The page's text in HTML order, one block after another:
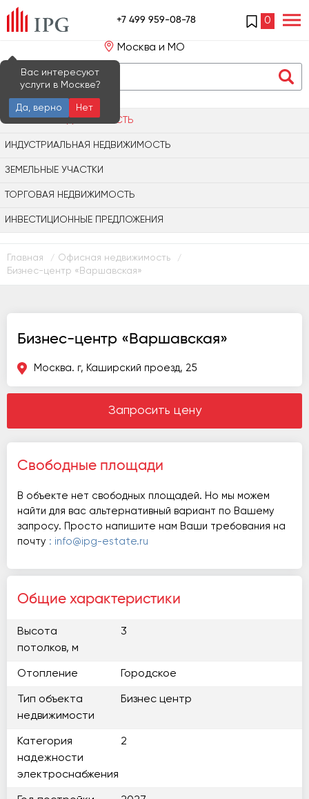
+7 499 959-08-78 0
Москва и МО
Вас интересуют
услуги в Москве?
Да, верно
Нет
ОФИСНАЯ НЕДВИЖИМОСТЬ
ИНДУСТРИАЛЬНАЯ НЕДВИЖИМОСТЬ
ЗЕМЕЛЬНЫЕ УЧАСТКИ
ТОРГОВАЯ НЕДВИЖИМОСТЬ
ИНВЕСТИЦИОННЫЕ ПРЕДЛОЖЕНИЯ
Главная / Офисная недвижимость /
Бизнес-центр «Варшавская»
Бизнес-центр «Варшавская»
Москва. г, Каширский проезд, 25
Запросить цену
Свободные площади
В объекте нет свободных площадей. Но мы можем
найти для вас альтернативный вариант по Вашему
запросу. Просто напишите нам Ваши требования на
почту : info@ipg-estate.ru
Общие характеристики
Высота
потолков, м
3
Отопление Городское
Тип объекта
недвижимости
Бизнес центр
Категория
надежности
электроснабжения
2